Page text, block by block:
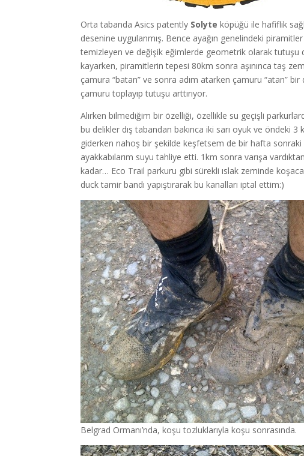
Orta tabanda Asics patently Solyte köpüğü ile hafiflik
desenine uygulanmış. Bence ayağın genelindeki
temizleyen ve değişik eğimlerde geometrik olarak tutuşu
kayarken, piramitlerin tepesi 80km sonra aşınınca taş
çamura “batan” ve sonra adım atarken çamuru “atan”
çamuru toplayıp tutuşu arttırıyor.
Alırken bilmediğim bir özelliği, özellikle su geçişli
bu delikler dış tabandan bakınca iki sarı oyuk ve öndeki 3
giderken nahoş bir şekilde keşfetsem de bir hafta sonraki
ayakkabılarım suyu tahliye etti. 1km sonra varışa
kadar… Eco Trail parkuru gibi sürekli ıslak zeminde
duck tamir bandı yapıştırarak bu kanalları iptal ettim:)
Belgrad Ormanı’nda, koşu tozluklarıyla koşu sonrasında.